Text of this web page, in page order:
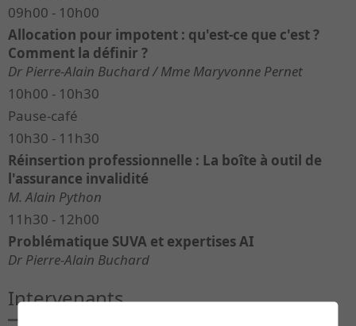
09h00 - 10h00
Allocation pour impotent : qu'est-ce que c'est ?
Comment la définir ?
Dr Pierre-Alain Buchard / Mme Maryvonne Pernet
10h00 - 10h30
Pause-café
10h30 - 11h30
Réinsertion professionnelle : La boîte à outil de
l'assurance invalidité
M. Alain Python
11h30 - 12h00
Problématique SUVA et expertises AI
Dr Pierre-Alain Buchard
Intervenants